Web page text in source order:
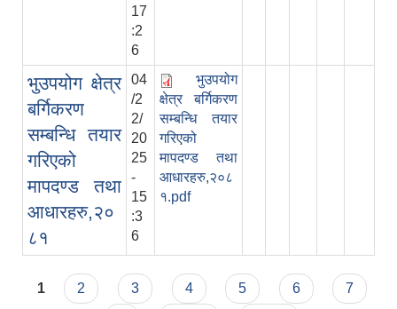
17
:2
6
भुउपयोग क्षेत्र
बर्गिकरण
सम्बन्धि तयार
गरिएको
मापदण्ड तथा
आधारहरु,२०
८१
04
/2
2/
20
25
-
15
:3
6
भुउपयोग
क्षेत्र बर्गिकरण
सम्बन्धि तयार
गरिएको
मापदण्ड तथा
आधारहरु,२०८
१.pdf
Pages
1 2 3 4 5 6
7